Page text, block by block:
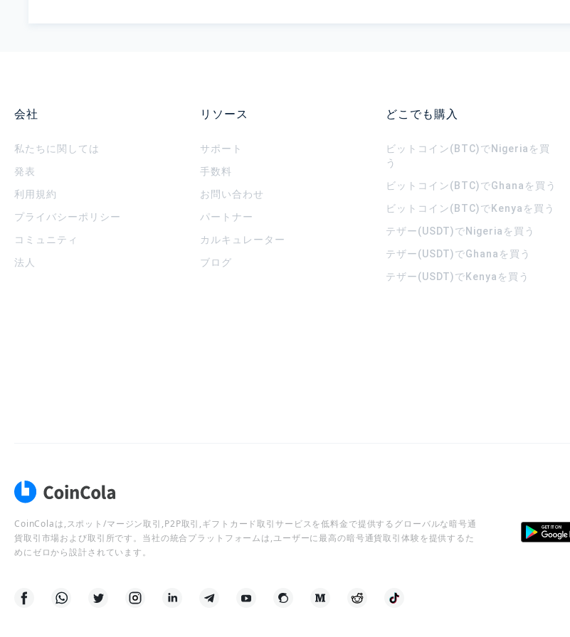
会社
私たちに関しては
発表
利用規約
プライバシーポリシー
コミュニティ
法人
リソース
サポート
手数料
お問い合わせ
パートナー
カルキュレーター
ブログ
どこでも購入
ビットコイン(BTC)でNigeriaを買
う
ビットコイン(BTC)でGhanaを買う
ビットコイン(BTC)でKenyaを買う
テザー(USDT)でNigeriaを買う
テザー(USDT)でGhanaを買う
テザー(USDT)でKenyaを買う
CoinColaは,スポット/マージン取引,P2P取引,ギフトカード取引サービスを低料金で提供するグローバルな暗号通
貨取引市場および取引所です。当社の統合プラットフォームは,ユーザーに最高の暗号通貨取引体験を提供するた
めにゼロから設計されています。